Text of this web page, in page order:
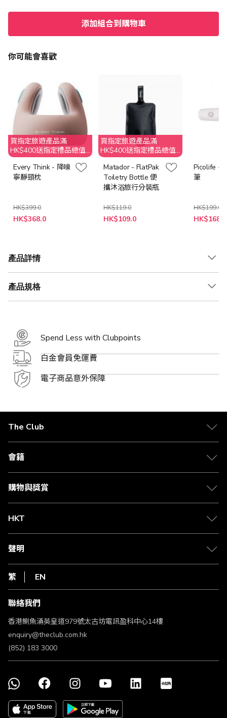
添加組合到購物車
你可能會喜歡
買指定旅遊產品滿
HK$400送指定禮品總值
高達HK$400
Every Think - 降噪
寧靜頸枕
HK$399.0
HK$368.0
買指定旅遊產品滿
HK$400送指定禮品總值
高達HK$400
Matador - FlatPak
Toiletry Bottle 便
攜沐浴旅行分裝瓶
HK$119.0
特
HK$109.0
Picolife -
筆
HK$199.0
特
HK$168.0
產品詳情
產品規格
Spend Less with Clubpoints
白金會員免運費
電子商品意外保障
The Club
關於 The Club
合作夥伴
媒體中心
會籍
會籍及專屬禮遇
賺取積分
購物與獎賞
物流與配送
Club Shopping 商品領取站
常見問題
HKT
csl.
1010
HKT
聲明
私隱聲明
使用條款
條款及細則
不歧視及不騷擾聲明
認可牌照及通告
繁 EN
聯絡我們
香港鰂魚涌英皇道979號太古坊電訊盈科中心14樓
enquiry@theclub.com.hk
(852) 183 3000